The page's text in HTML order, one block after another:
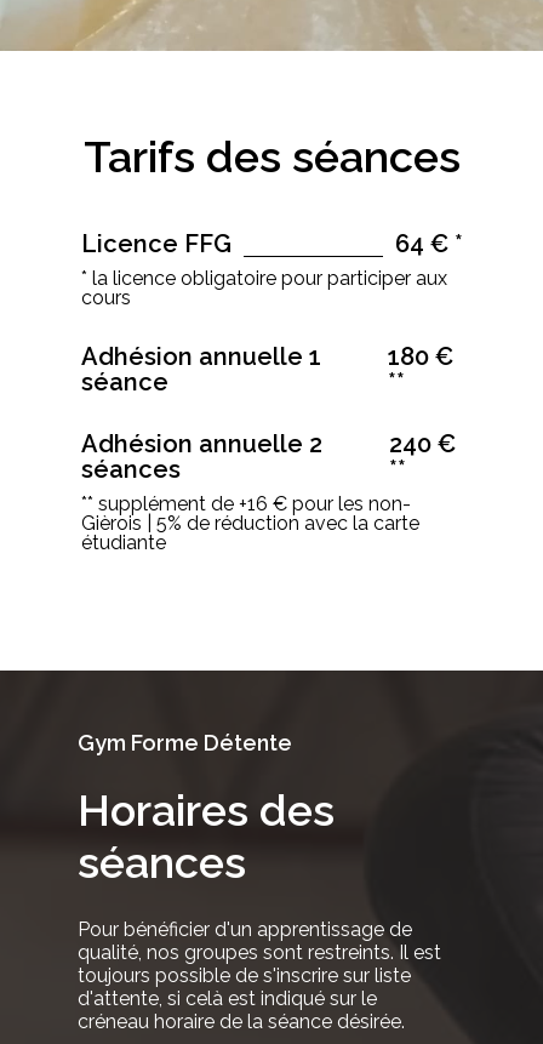
Tarifs des séances
Licence FFG 64 € *
* la licence obligatoire pour participer aux
cours
Adhésion annuelle 1
séance
180 €
**
Adhésion annuelle 2
séances
240 €
**
** supplément de +16 € pour les non-
Gièrois | 5% de réduction avec la carte
étudiante
Gym Forme Détente
Horaires des
séances
Pour bénéficier d'un apprentissage de
qualité, nos groupes sont restreints. Il est
toujours possible de s'inscrire sur liste
d'attente, si celà est indiqué sur le
créneau horaire de la séance désirée.